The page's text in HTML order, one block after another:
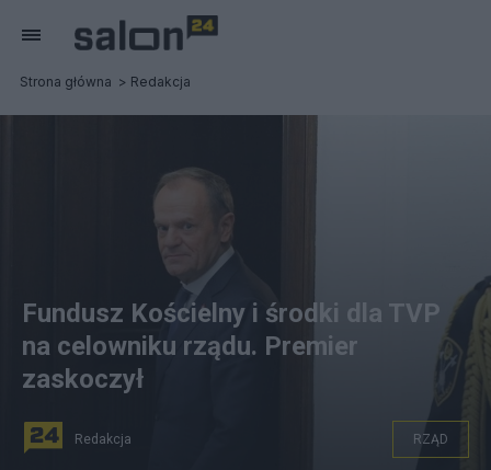
Strona główna Redakcja
Fundusz Kościelny i środki dla TVP
na celowniku rządu. Premier
zaskoczył
Redakcja RZĄD